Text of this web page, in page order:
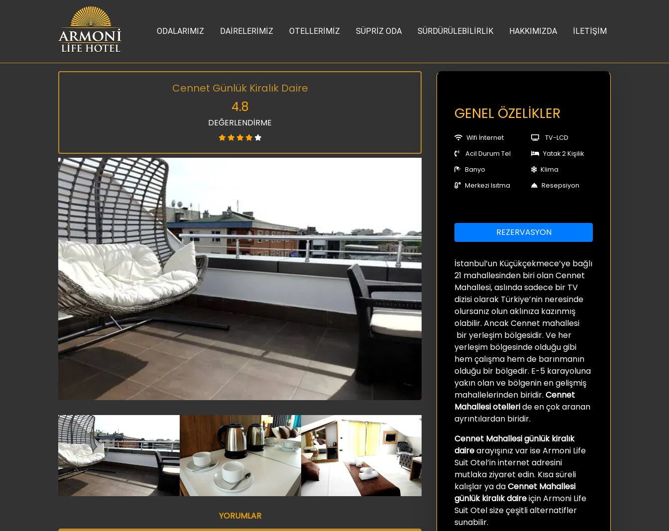
ODALARIMIZ DAİRELERİMİZ OTELLERİMİZ SÜPRİZ ODA SÜRDÜRÜLEBİLİRLİK HAKKIMIZDA İLETİŞİM
Cennet Günlük Kiralık Daire
4.8
DEĞERLENDİRME
YORUMLAR
GENEL ÖZELİKLER
Wifi İnternet
TV-LCD
Acil Durum Tel
Yatak 2 Kişilik
Banyo
Klima
Merkezi Isıtma
Resepsiyon
REZERVASYON
İstanbul’un Küçükçekmece’ye bağlı
21 mahallesinden biri olan Cennet
Mahallesi, aslında sadece bir TV
dizisi olarak Türkiye’nin neresinde
olursanız olun aklınıza kazınmış
olabilir. Ancak Cennet mahallesi
bir yerleşim bölgesidir. Ve her
yerleşim bölgesinde olduğu gibi
hem çalışma hem de barınmanın
olduğu bir bölgedir. E-5 karayoluna
yakın olan ve bölgenin en gelişmiş
mahallelerinden biridir. Cennet
Mahallesi otelleride en çok aranan
ayrıntılardan biridir.
Cennet Mahallesi günlük kiralık
dairearayışınız var ise Armoni Life
Suit Otel’in internet adresini
mutlaka ziyaret edin. Kısa süreli
kalışlar ya daCennet Mahallesi
günlük kiralık daireiçin Armoni Life
Suit Otel size çeşitli alternatifler
sunabilir.